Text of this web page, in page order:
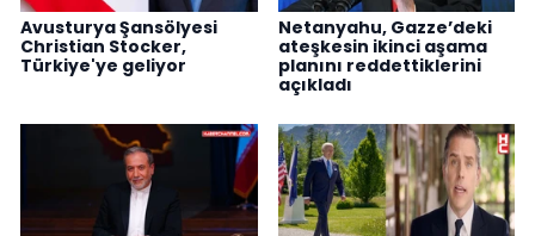
Avusturya Şansölyesi
Christian Stocker,
Türkiye'ye geliyor
Netanyahu, Gazze’deki
ateşkesin ikinci aşama
planını reddettiklerini
açıkladı